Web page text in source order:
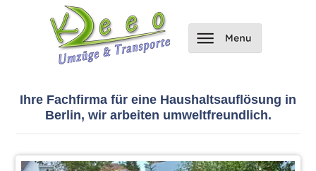
Ihre Fachfirma für eine Haushaltsauflösung in
Berlin, wir arbeiten umweltfreundlich.